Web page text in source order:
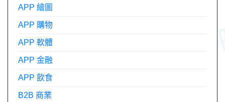
APP 繪圖
APP 購物
APP 軟體
APP 金融
APP 飲食
B2B 商業